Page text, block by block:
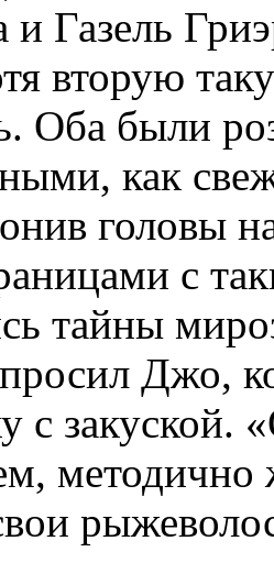
и Газель
вторую
Оба были
как
головы
с
тайны
Джо,
с закуской.